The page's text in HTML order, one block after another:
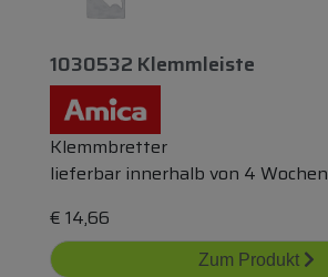
1030532 Klemmleiste
Klemmbretter
lieferbar innerhalb von 4 Wochen
€ 14,66
Zum Produkt